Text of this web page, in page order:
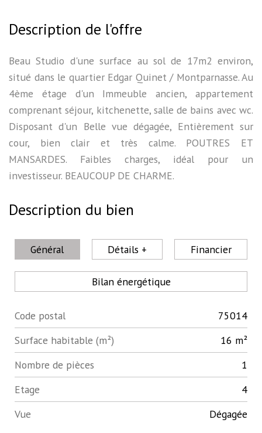
Description de l'offre
Beau Studio d'une surface au sol de 17m2 environ,
situé dans le quartier Edgar Quinet / Montparnasse. Au
4ème étage d'un Immeuble ancien, appartement
comprenant séjour, kitchenette, salle de bains avec wc.
Disposant d'un Belle vue dégagée, Entièrement sur
cour, bien clair et très calme. POUTRES ET
MANSARDES. Faibles charges, idéal pour un
investisseur. BEAUCOUP DE CHARME.
Description du bien
Général Détails + Financier
Bilan énergétique
Label
Code postal
75014
Surface habitable (m²)
16 m²
Nombre de pièces
1
Etage
4
Vue
Dégagée